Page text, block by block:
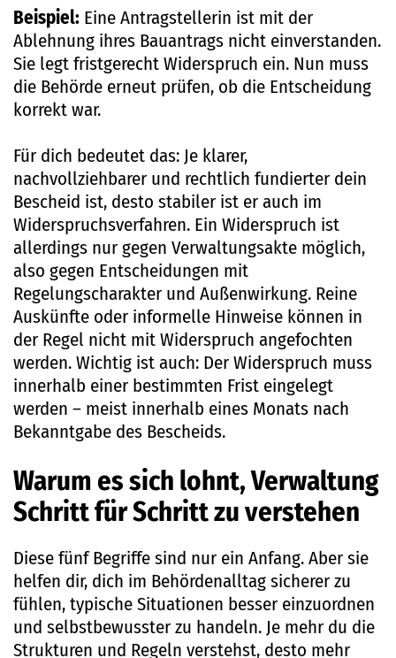
Beispiel: Eine Antragstellerin ist mit der
Ablehnung ihres Bauantrags nicht einverstanden.
Sie legt fristgerecht Widerspruch ein. Nun muss
die Behörde erneut prüfen, ob die Entscheidung
korrekt war.
Für dich bedeutet das: Je klarer,
nachvollziehbarer und rechtlich fundierter dein
Bescheid ist, desto stabiler ist er auch im
Widerspruchsverfahren. Ein Widerspruch ist
allerdings nur gegen Verwaltungsakte möglich,
also gegen Entscheidungen mit
Regelungscharakter und Außenwirkung. Reine
Auskünfte oder informelle Hinweise können in
der Regel nicht mit Widerspruch angefochten
werden. Wichtig ist auch: Der Widerspruch muss
innerhalb einer bestimmten Frist eingelegt
werden – meist innerhalb eines Monats nach
Bekanntgabe des Bescheids.
Warum es sich lohnt, Verwaltung
Schritt für Schritt zu verstehen
Diese fünf Begriffe sind nur ein Anfang. Aber sie
helfen dir, dich im Behördenalltag sicherer zu
fühlen, typische Situationen besser einzuordnen
und selbstbewusster zu handeln. Je mehr du die
Strukturen und Regeln verstehst, desto mehr